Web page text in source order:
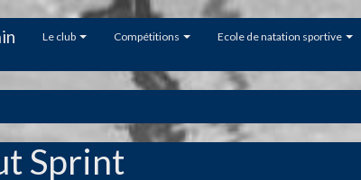
Le club Compétitions Ecole de natation sportive
Sprint